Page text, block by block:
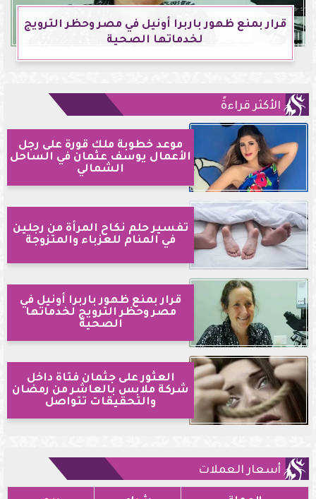
قرار بمنع ظهور باربرا أونيل في مصر وحظر الترويج
لخدماتها الصحية
الأكثر قراءةً
موعد خطوبة ملك قورة على رجل
الأعمال يوسف عثمان في الساحل
الشمالي
تفسير حلم نكاح المرأة من رجلين
في المنام للعزباء والمتزوجة
قرار بمنع ظهور باربرا أونيل في
مصر وحظر الترويج لخدماتها
الصحية
العثور على جثمان فتاة داخل
شركة ملابس بالعاشر من رمضان
والتحقيقات تتواصل
أسعار العملات